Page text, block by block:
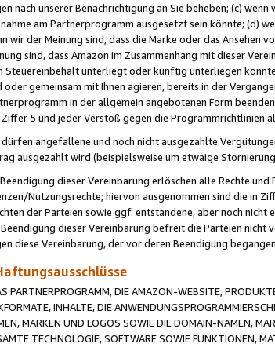
nach unserer Benachrichtigung an Sie beheben; (c)
am Partnerprogramm ausgesetzt sein könnte; (d)
wir der Meinung sind, dass die Marke oder das Ansehen
sind, dass Amazon im Zusammenhang mit dieser
Steuereinbehalt unterliegt oder künftig unterliegen
oder gemeinsam mit Ihnen agieren, bereits in der
in der allgemein angebotenen Form
5 und jeder Verstoß gegen die Programmrichtlinien
angefallene und noch nicht ausgezahlte
ausgezahlt wird (beispielsweise um etwaige
dieser Vereinbarung erlöschen alle Rechte
Nutzungsrechte; hiervon ausgenommen sind die in
der Parteien sowie ggf. entstandene, aber noch
dieser Vereinbarung befreit die Parteien nicht
diese Vereinbarung, der vor deren Beendigung
PARTNERPROGRAMM, DIE AMAZON-WEBSITE,
INHALTE, DIE
MARKEN UND LOGOS SOWIE DIE DOMAIN-NAMEN,
TECHNOLOGIE, SOFTWARE SOWIE FUNKTIONEN,